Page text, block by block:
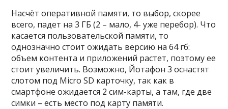
Насчёт оперативной памяти, то выбор, скорее
всего, падет на 3 ГБ (2 – мало, 4- уже перебор). Что
касается пользовательской памяти, то
однозначно стоит ожидать версию на 64 гб:
объем контента и приложений растет, поэтому ее
стоит увеличить. Возможно, Йотафон 3 оснастят
слотом под Micro SD карточку, так как в
смартфоне ожидается 2 сим-карты, а там, где две
симки – есть место под карту памяти.